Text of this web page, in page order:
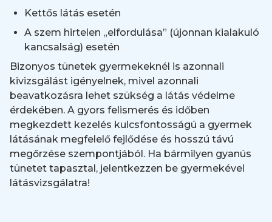
Kettős látás esetén
A szem hirtelen „elfordulása” (újonnan kialakuló
kancsalság) esetén
Bizonyos tünetek gyermekeknél is azonnali
kivizsgálást igényelnek, mivel azonnali
beavatkozásra lehet szükség a látás védelme
érdekében. A gyors felismerés és időben
megkezdett kezelés kulcsfontosságú a gyermek
látásának megfelelő fejlődése és hosszú távú
megőrzése szempontjából. Ha bármilyen gyanús
tünetet tapasztal, jelentkezzen be gyermekével
látásvizsgálatra!